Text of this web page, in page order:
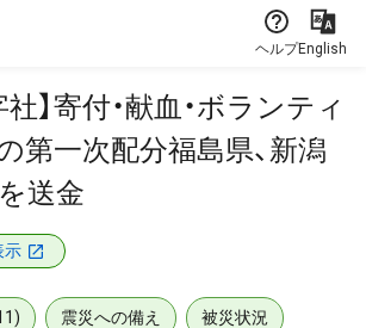
ヘルプEnglish
社】寄付・献血・ボランティ
第一次配分福島県、新潟
送金
示
震災への備え 被災状況